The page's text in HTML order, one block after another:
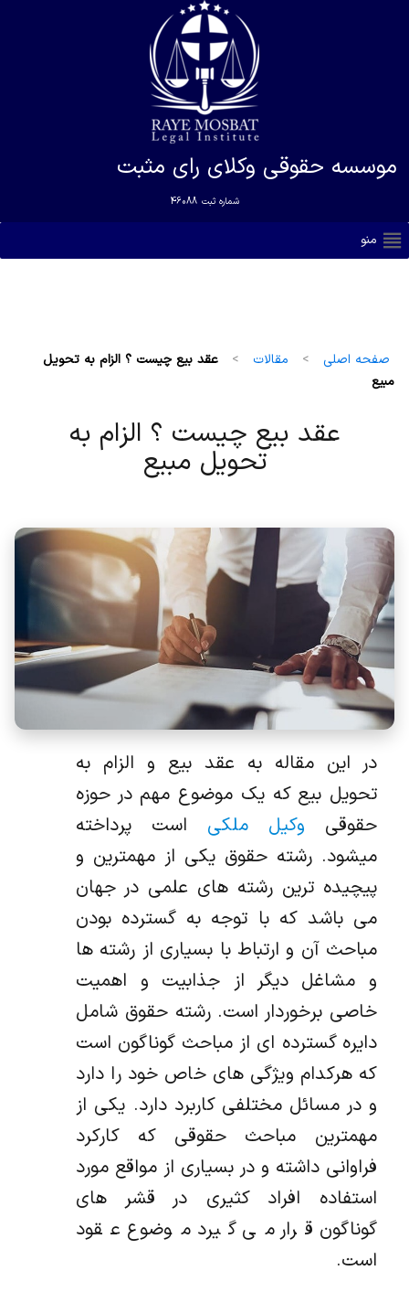
موسسه حقوقی وکلای رای مثبت
شماره ثبت 46088
منو
صفحه اصلی > مقالات >
عقد بیع چیست ؟ الزام به تحویل
مبیع
عقد بیع چیست ؟ الزام به
تحویل مبیع
در این مقاله به عقد بیع و الزام به
تحویل بیع که یک موضوع مهم در حوزه
حقوقی وکیل ملکی است پرداخته
میشود. رشته حقوق یکی از مهمترین و
پیچیده ترین رشته های علمی در جهان
می باشد که با توجه به گسترده بودن
مباحث آن و ارتباط با بسیاری از رشته ها
و مشاغل دیگر از جذابیت و اهمیت
خاصی برخوردار است. رشته حقوق شامل
دایره گسترده ای از مباحث گوناگون است
که هرکدام ویژگی های خاص خود را دارد
و در مسائل مختلفی کاربرد دارد. یکی از
مهمترین مباحث حقوقی که کارکرد
فراوانی داشته و در بسیاری از مواقع مورد
استفاده افراد کثیری در قشر های
گوناگون قرار می گیرد موضوع عقود
است.